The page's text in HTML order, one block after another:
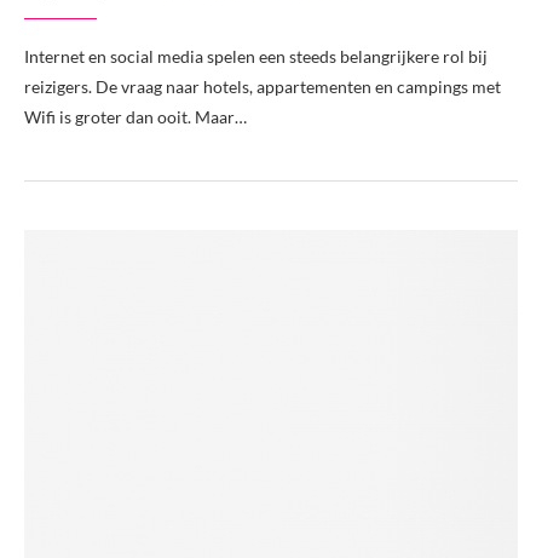
Internet en social media spelen een steeds belangrijkere rol bij
reizigers. De vraag naar hotels, appartementen en campings met
Wifi is groter dan ooit. Maar…